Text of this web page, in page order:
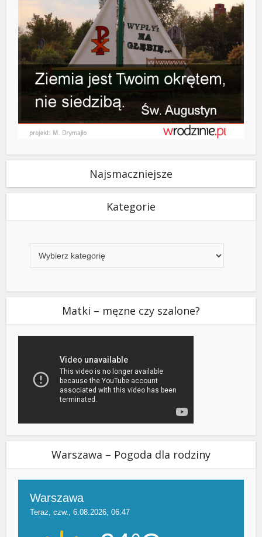
Najsmaczniejsze
Kategorie
Matki – męzne czy szalone?
Warszawa – Pogoda dla rodziny